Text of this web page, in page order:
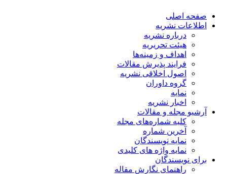
صفحه اصلی
اطلاعات نشریه
درباره نشریه
هیئت تحریریه
اهداف و زمینه‌ها
فرایند پذیرش مقالات
اصول اخلاقی نشریه
گروه داوران
نمایه
اخبار نشریه
آرشیو مجله و مقالات
کلیه شماره‌های مجله
آخرین شماره
نمایه نویسندگان
نمایه واژه های کلیدی
برای نویسندگان
راهنمای نگارش مقاله